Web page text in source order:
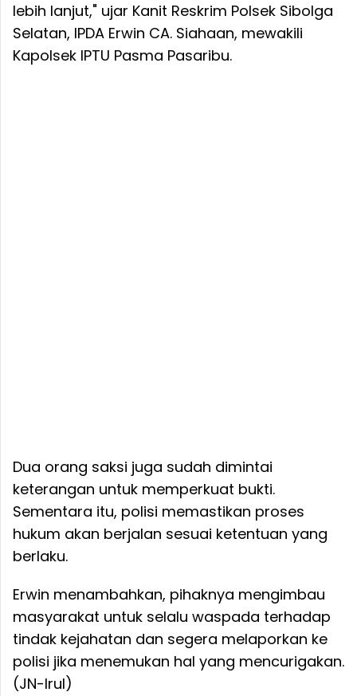
lebih lanjut," ujar Kanit Reskrim Polsek Sibolga
Selatan, IPDA Erwin CA. Siahaan, mewakili
Kapolsek IPTU Pasma Pasaribu.
Dua orang saksi juga sudah dimintai
keterangan untuk memperkuat bukti.
Sementara itu, polisi memastikan proses
hukum akan berjalan sesuai ketentuan yang
berlaku.
Erwin menambahkan, pihaknya mengimbau
masyarakat untuk selalu waspada terhadap
tindak kejahatan dan segera melaporkan ke
polisi jika menemukan hal yang mencurigakan.
(JN-Irul)